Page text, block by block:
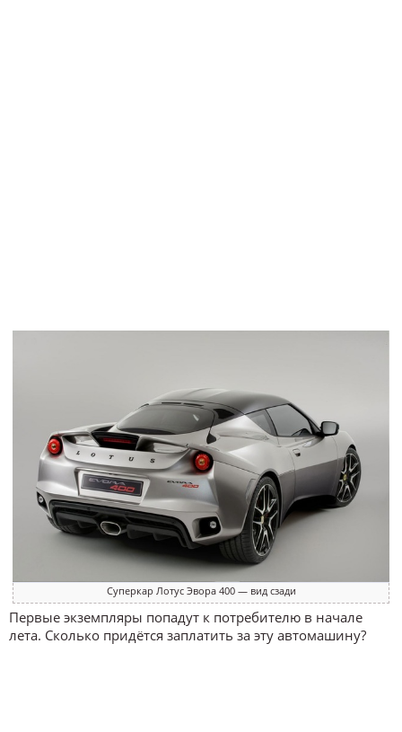
Суперкар Лотус Эвора 400 — вид сзади
Первые экземпляры попадут к потребителю в начале
лета. Сколько придётся заплатить за эту автомашину?